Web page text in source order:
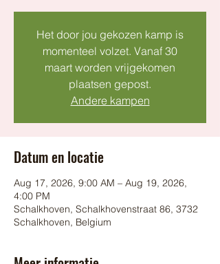
Het door jou gekozen kamp is
momenteel volzet. Vanaf 30
maart worden vrijgekomen
plaatsen gepost.
Andere kampen
Datum en locatie
Aug 17, 2026, 9:00 AM – Aug 19, 2026,
4:00 PM
Schalkhoven, Schalkhovenstraat 86, 3732
Schalkhoven, Belgium